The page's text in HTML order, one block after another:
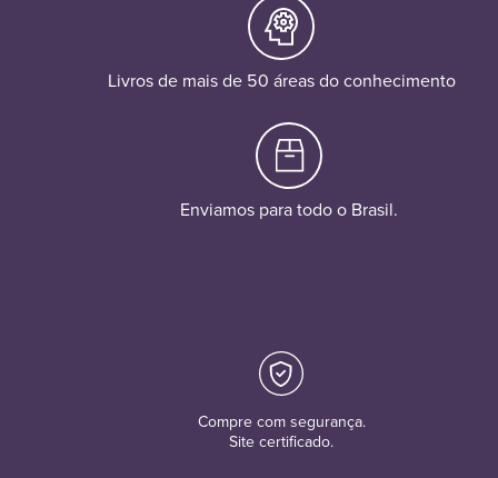
Livros de mais de 50 áreas do conhecimento
Enviamos para todo o Brasil.
Compre com segurança.
Site certificado.